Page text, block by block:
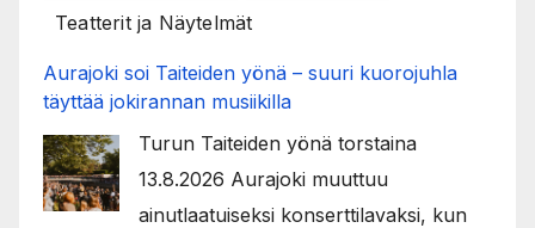
Teatterit ja Näytelmät
Aurajoki soi Taiteiden yönä – suuri kuorojuhla
täyttää jokirannan musiikilla
Turun Taiteiden yönä torstaina
13.8.2026 Aurajoki muuttuu
ainutlaatuiseksi konserttilavaksi, kun